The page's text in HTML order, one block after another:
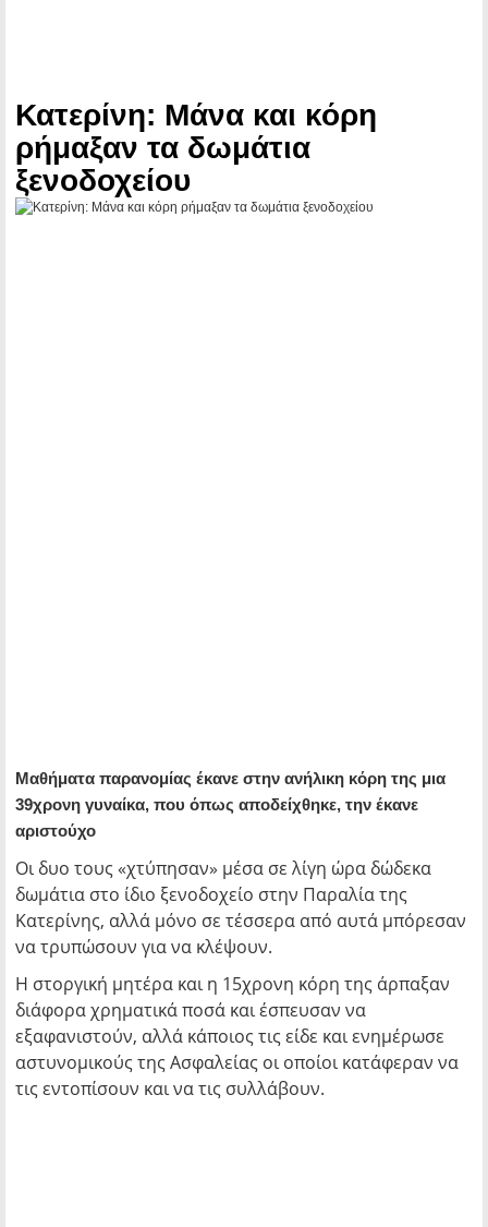
Κατερίνη: Μάνα και κόρη
ρήμαξαν τα δωμάτια
ξενοδοχείου
Μαθήματα παρανομίας έκανε στην ανήλικη κόρη της μια
39χρονη γυναίκα, που όπως αποδείχθηκε, την έκανε
αριστούχο
Οι δυο τους «χτύπησαν» μέσα σε λίγη ώρα δώδεκα
δωμάτια στο ίδιο ξενοδοχείο στην Παραλία της
Κατερίνης, αλλά μόνο σε τέσσερα από αυτά μπόρεσαν
να τρυπώσουν για να κλέψουν.
Η στοργική μητέρα και η 15χρονη κόρη της άρπαξαν
διάφορα χρηματικά ποσά και έσπευσαν να
εξαφανιστούν, αλλά κάποιος τις είδε και ενημέρωσε
αστυνομικούς της Ασφαλείας οι οποίοι κατάφεραν να
τις εντοπίσουν και να τις συλλάβουν.